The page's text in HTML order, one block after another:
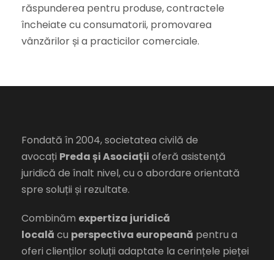
răspunderea pentru produse, contractele
încheiate cu consumatorii, promovarea
vânzărilor și a practicilor comerciale.
Fondată în 2004, societatea civilă de
avocați Preda și Asociații oferă asistență
juridică de înalt nivel, cu o abordare orientată
spre soluții și rezultate.
Combinăm expertiza juridică
locală cu perspectiva europeană pentru a
oferi clienților soluții adaptate la cerințele pieței